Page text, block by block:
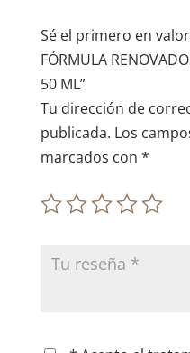
Sé el primero en
FÓRMULA
50 ML”
Tu dirección de
publicada. Los
marcados con *